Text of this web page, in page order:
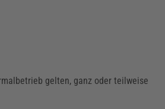
gelten, ganz oder teilweise